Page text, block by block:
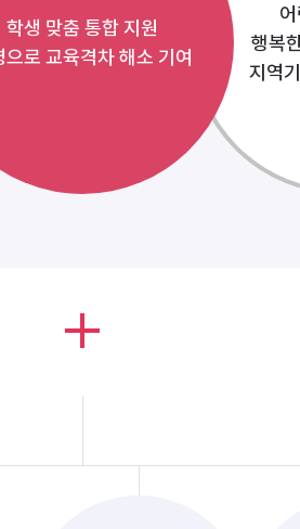
학생 맞춤 통합 지원
으로 교육격차 해소 기여
행복
지역